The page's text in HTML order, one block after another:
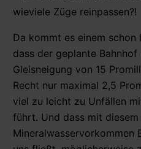
wieviele Züge reinpassen?!
Da kommt es einem
dass der geplante
Gleisneigung von 15
Recht nur maximal 2,5
viel zu leicht zu Unfällen
führt. Und dass mit
Mineralwasservorkommen